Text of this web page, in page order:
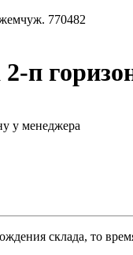
п
у менеджера
склада, то